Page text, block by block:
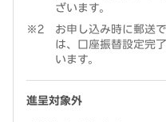
ざいます。
お申し込み時に郵送
は、口座振替設定完
います。
進呈対象外